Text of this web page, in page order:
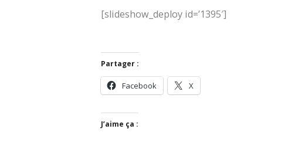
[slideshow_deploy id=’1395′]
Partager :
Facebook X
J’aime ça :